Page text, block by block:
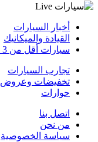
أخبار السيارات
القيادة والميكانيك
سيارات أقل من 3 سنوات
تجارب السيارات
تخفيضات وعروض
حوارات
اتصل بنا
من نحن
سياسة الخصوصية